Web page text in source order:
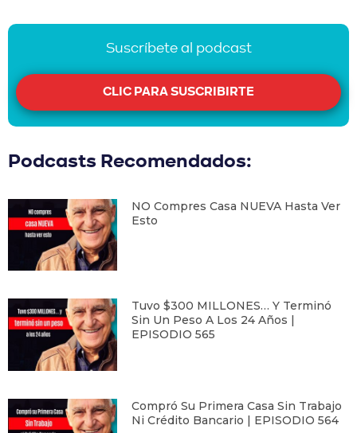
Suscríbete al podcast
CLIC PARA SUSCRIBIRTE
Podcasts Recomendados:
NO Compres Casa NUEVA Hasta Ver
Esto
Tuvo $300 MILLONES… Y Terminó
Sin Un Peso A Los 24 Años |
EPISODIO 565
Compró Su Primera Casa Sin Trabajo
Ni Crédito Bancario | EPISODIO 564